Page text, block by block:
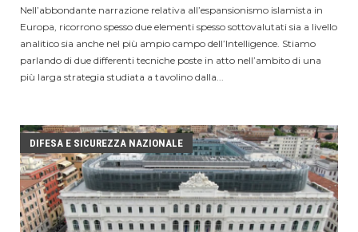
Nell’abbondante narrazione relativa all’espansionismo islamista in
Europa, ricorrono spesso due elementi spesso sottovalutati sia a livello
analitico sia anche nel più ampio campo dell’Intelligence. Stiamo
parlando di due differenti tecniche poste in atto nell’ambito di una
più larga strategia studiata a tavolino dalla...
DIFESA E SICUREZZA NAZIONALE